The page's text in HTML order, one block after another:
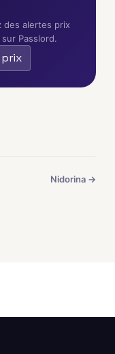
des alertes prix
Passlord.
Nidorina →